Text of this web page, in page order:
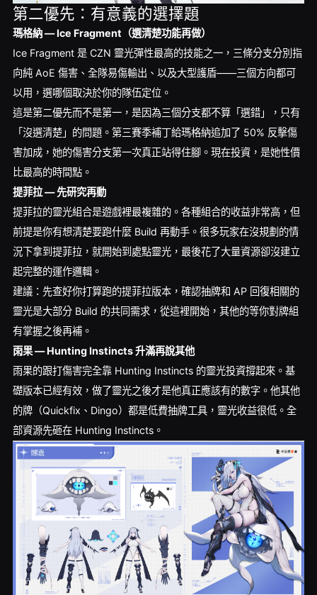
第二優先：有意義的選擇題
瑪格納 — Ice Fragment（選清楚功能再做）
Ice Fragment 是 CZN 靈光彈性最高的技能之一，三條分支分別指
向純 AoE 傷害、全隊易傷輸出、以及大型護盾——三個方向都可
以用，選哪個取決於你的隊伍定位。
這是第二優先而不是第一，是因為三個分支都不算「選錯」，只有
「沒選清楚」的問題。第三賽季補丁給瑪格納追加了 50% 反擊傷
害加成，她的傷害分支第一次真正站得住腳。現在投資，是她性價
比最高的時間點。
提菲拉 — 先研究再動
提菲拉的靈光組合是遊戲裡最複雜的。各種組合的收益非常高，但
前提是你有想清楚要跑什麼 Build 再動手。很多玩家在沒規劃的情
況下拿到提菲拉，就開始到處點靈光，最後花了大量資源卻沒建立
起完整的運作邏輯。
建議：先查好你打算跑的提菲拉版本，確認抽牌和 AP 回復相關的
靈光是大部分 Build 的共同需求，從這裡開始，其他的等你對牌組
有掌握之後再補。
雨果 — Hunting Instincts 升滿再說其他
雨果的跟打傷害完全靠 Hunting Instincts 的靈光投資撐起來。基
礎版本已經有效，做了靈光之後才是他真正應該有的數字。他其他
的牌（Quickfix、Dingo）都是低費抽牌工具，靈光收益很低。全
部資源先砸在 Hunting Instincts。